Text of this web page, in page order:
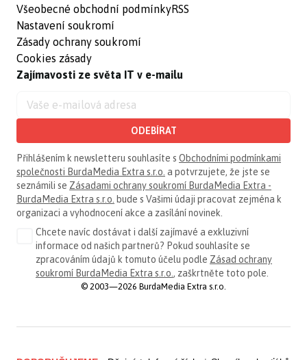
Všeobecné obchodní podmínky
Nastavení soukromí
Zásady ochrany soukromí
Cookies zásady
RSS
Zajímavosti ze světa IT v e-mailu
ODEBÍRAT
Přihlášením k newsletteru souhlasíte s Obchodními podmínkami
společnosti BurdaMedia Extra s.r.o. a potvrzujete, že jste se
seznámili se Zásadami ochrany soukromí BurdaMedia Extra -
BurdaMedia Extra s.r.o. bude s Vašimi údaji pracovat zejména k
organizaci a vyhodnocení akce a zasílání novinek.
Chcete navíc dostávat i další zajímavé a exkluzivní
informace od našich partnerů? Pokud souhlasíte se
zpracováním údajů k tomuto účelu podle Zásad ochrany
soukromí BurdaMedia Extra s.r.o., zaškrtněte toto pole.
© 2003—2026 BurdaMedia Extra s.r.o.